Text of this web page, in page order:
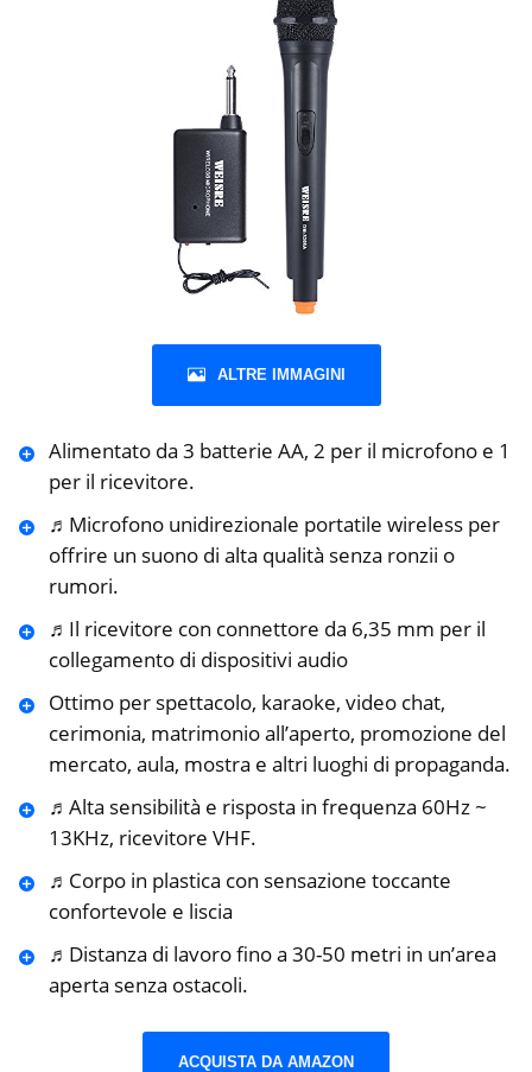
ALTRE IMMAGINI
Alimentato da 3 batterie AA, 2 per il microfono e 1
per il ricevitore.
♬Microfono unidirezionale portatile wireless per
offrire un suono di alta qualità senza ronzii o
rumori.
♬Il ricevitore con connettore da 6,35 mm per il
collegamento di dispositivi audio
Ottimo per spettacolo, karaoke, video chat,
cerimonia, matrimonio all’aperto, promozione del
mercato, aula, mostra e altri luoghi di propaganda.
♬Alta sensibilità e risposta in frequenza 60Hz ~
13KHz, ricevitore VHF.
♬Corpo in plastica con sensazione toccante
confortevole e liscia
♬Distanza di lavoro fino a 30-50 metri in un’area
aperta senza ostacoli.
ACQUISTA DA AMAZON